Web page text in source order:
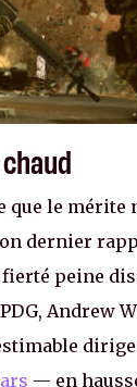
que le mérite
dernier
fierté peine
Andrew
— en